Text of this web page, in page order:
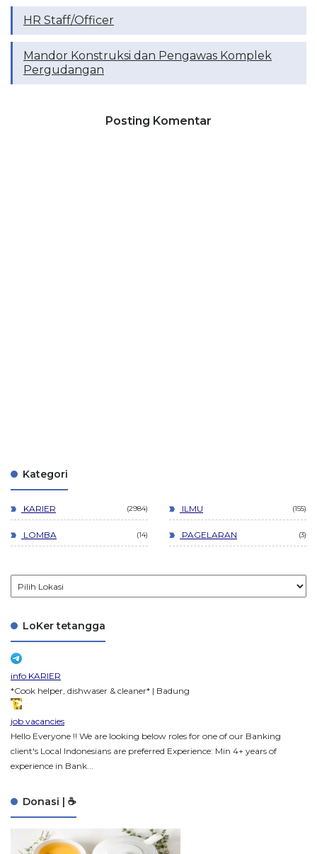
HR Staff/Officer
Mandor Konstruksi dan Pengawas Komplek
Pergudangan
Posting Komentar
Kategori
KARIER 2984 ILMU 155
LOMBA 14 PAGELARAN 3
LoKer tetangga
info KARIER
*Cook helper, dishwaser & cleaner* | Badung
job vacancies
Hello Everyone !! We are looking below roles for one of our Banking
client's Local Indonesians are preferred Experience: Min 4+ years of
experience in Bank...
Donasi | ☕